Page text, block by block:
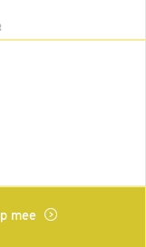
mee